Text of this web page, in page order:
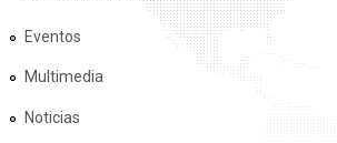
Eventos
Multimedia
Noticias